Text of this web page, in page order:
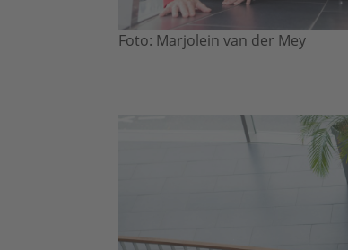
Foto: Marjolein van der Mey